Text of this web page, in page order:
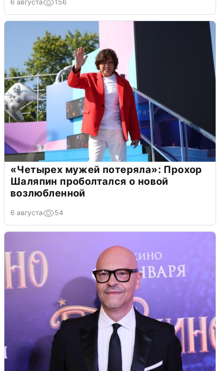
«Четырех мужей потеряла»: Прохор
Шаляпин проболтался о новой
возлюбленной
6 августа 54